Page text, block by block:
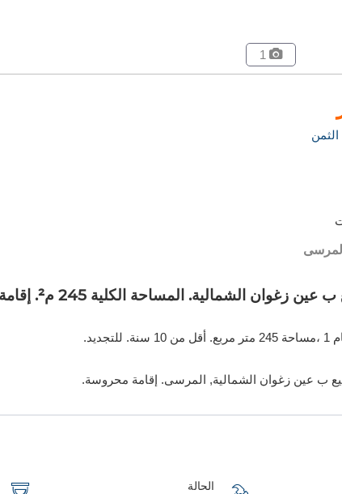
1
الشمالية. المساحة الكلية 245 م². إقامة محروسة
ب عين زغوان الشمالية, المرسى. إقامة محروسة.
الحالة